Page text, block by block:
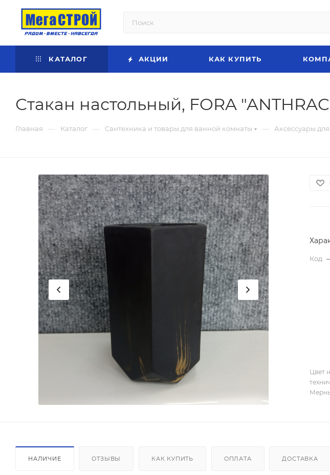
КАТАЛОГ АКЦИИ КАК КУПИТЬ
Стакан настольный, FORA
Главная — Каталог — Сантехника и товары для ванной комнаты — Аксессуары
Код
Цвет
НАЛИЧИЕ ОТЗЫВЫ КАК КУПИТЬ ОПЛАТА ДОСТАВКА